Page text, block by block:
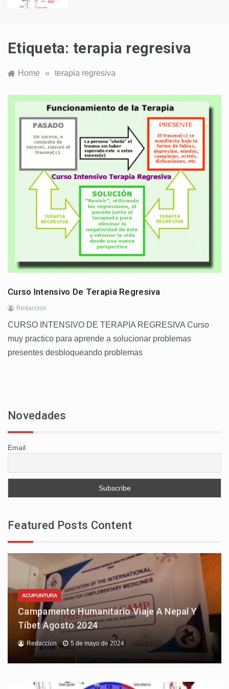
Etiqueta: terapia regresiva
Home » terapia regresiva
Curso Intensivo De Terapia Regresiva
Redaccion
CURSO INTENSIVO DE TERAPIA REGRESIVA Curso
muy practico para aprende a solucionar problemas
presentes desbloqueando problemas
Novedades
Email
Featured Posts Content
ACUPUNTURA
Campamento Humanitario Viaje A Nepal Y
Tíbet Agosto 2024
Redaccion 5 de mayo de 2024